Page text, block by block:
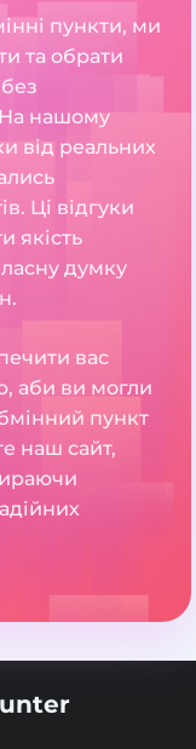
пункти, ми
та обрати
На нашому
від реальних
Ці відгуки
якість
думку
вас
аби ви могли
пункт
наш сайт,